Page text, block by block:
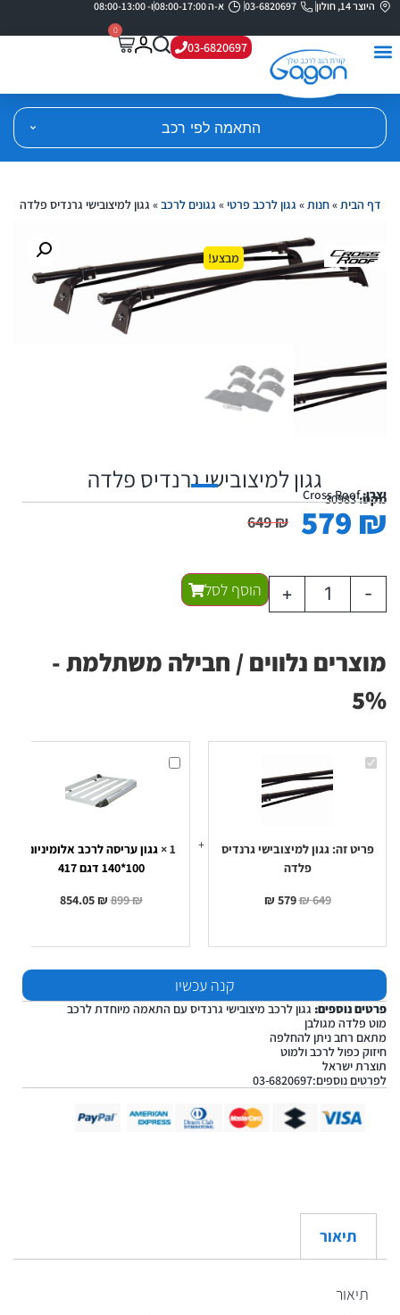
היוצר 14, חולון 03-6820697 א-ה 08:00-17:00 ו- 08:00-13:00
03-6820697
0
התאמה לפי רכב
דף הבית»חנות» גגון לרכב פרטי» גגונים לרכב» גגון למיצובישי גרנדיס פלדה
מבצע!
גגון למיצובישי גרנדיס פלדה
יצרן:Cross Roofמקט:30983
649₪ 579 ₪
-
+ הוסף לסל
מוצרים נלווים / חבילה משתלמת -
5%
גגון
למיצובישי
פריט זה: גגון למיצובישי גרנדיס
פלדה
649
₪
579
₪
גגון
עריסה
1
×גגון עריסה לרכב אלומיניום
100*140 דגם 417
899₪
854.05₪
קנה עכשיו
פרטים נוספים: גגון לרכב מיצובישי גרנדיס עם התאמה מיוחדת לרכב
מוט פלדה מגולבן
מתאם רחב ניתן להחלפה
חיזוק כפול לרכב ולמוט
תוצרת ישראל
לפרטים נוספים:03-6820697
תיאור
תיאור